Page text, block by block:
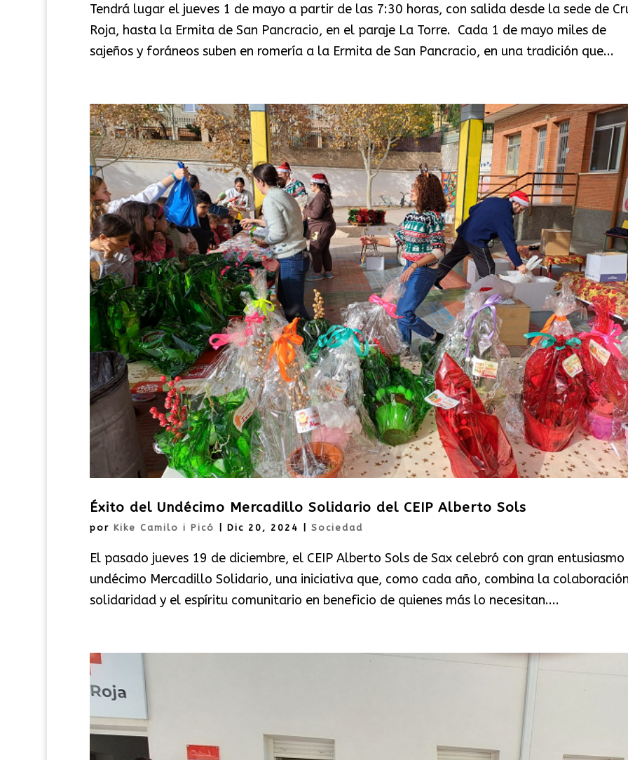
Tendrá lugar el jueves 1 de mayo a partir de las 7:30 horas, con salida desde la sede de
Roja, hasta la Ermita de San Pancracio, en el paraje La Torre. Cada 1 de mayo miles de
sajeños y foráneos suben en romería a la Ermita de San Pancracio, en una tradición que...
Éxito del Undécimo Mercadillo Solidario del CEIP Alberto Sols
por Kike Camilo i Picó Dic 20, 2024 Sociedad
El pasado jueves 19 de diciembre, el CEIP Alberto Sols de Sax celebró con gran entusiasmo
undécimo Mercadillo Solidario, una iniciativa que, como cada año, combina la
solidaridad y el espíritu comunitario en beneficio de quienes más lo necesitan....